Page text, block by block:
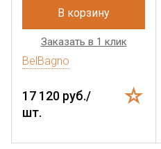
В корзину
Заказать в 1 клик
BelBagno
17 120 руб./
шт.